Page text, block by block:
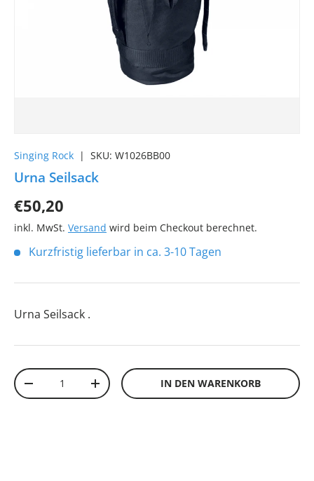
Singing Rock | SKU: W1026BB00
Urna Seilsack
€50,20
inkl. MwSt. Versand wird beim Checkout berechnet.
Kurzfristig lieferbar in ca. 3-10 Tagen
Urna Seilsack .
Anzahl
-
+ IN DEN WARENKORB